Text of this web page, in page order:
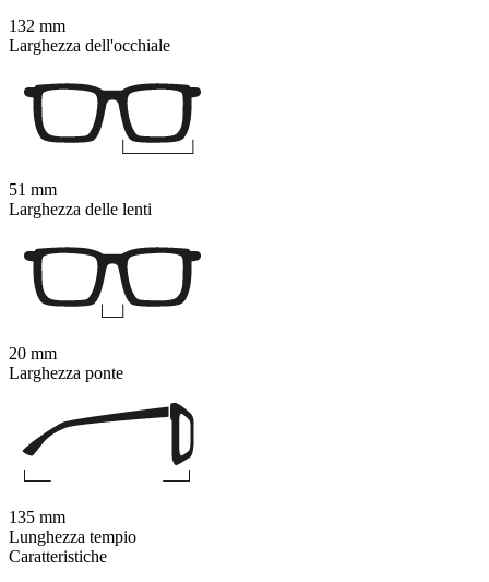
Caratteristiche
132 mm
Larghezza dell'occhiale
51 mm
Larghezza delle lenti
20 mm
Larghezza ponte
135 mm
Lunghezza tempio